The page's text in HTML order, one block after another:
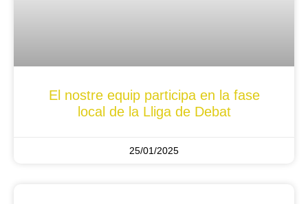
El nostre equip participa en la fase
local de la Lliga de Debat
25/01/2025